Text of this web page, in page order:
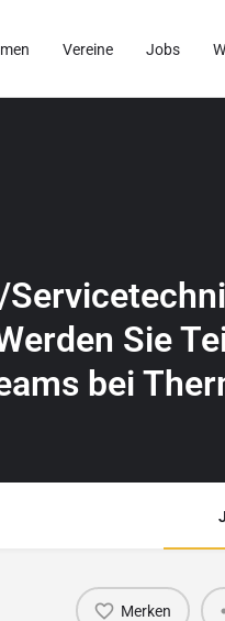
Vereine Jobs
Sie
bei
Merken